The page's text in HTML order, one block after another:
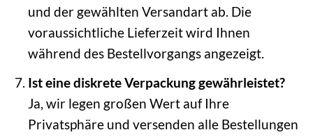
und der gewählten Versandart ab. Die
voraussichtliche Lieferzeit wird Ihnen
während des Bestellvorgangs angezeigt.
Ist eine diskrete Verpackung gewährleistet?
Ja, wir legen großen Wert auf Ihre
Privatsphäre und versenden alle Bestellungen